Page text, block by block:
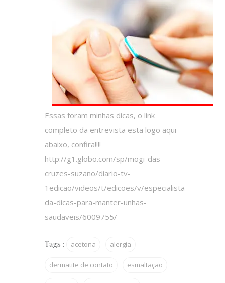
Essas foram minhas dicas, o link
completo da entrevista esta logo aqui
abaixo, confira!!!!
http://g1.globo.com/sp/mogi-das-
cruzes-suzano/diario-tv-
1edicao/videos/t/edicoes/v/especialista-
da-dicas-para-manter-unhas-
saudaveis/6009755/
Tags : acetona alergia
dermatite de contato esmaltação